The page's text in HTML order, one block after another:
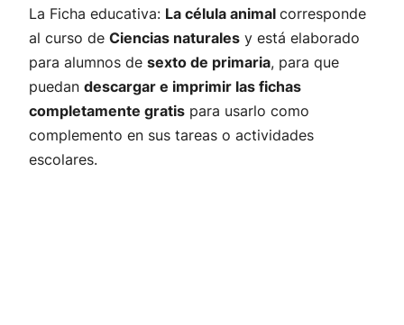
La Ficha educativa: La célula animal corresponde
al curso de Ciencias naturales y está elaborado
para alumnos de sexto de primaria, para que
puedan descargar e imprimir las fichas
completamente gratis para usarlo como
complemento en sus tareas o actividades
escolares.